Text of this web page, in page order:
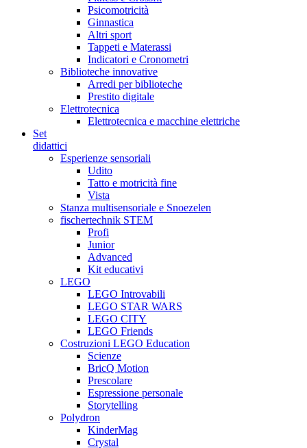
Psicomotricità
Ginnastica
Altri sport
Tappeti e Materassi
Indicatori e Cronometri
Biblioteche innovative
Arredi per biblioteche
Prestito digitale
Elettrotecnica
Elettrotecnica e macchine elettriche
Set
didattici
Esperienze sensoriali
Udito
Tatto e motricità fine
Vista
Stanza multisensoriale e Snoezelen
fischertechnik STEM
Profi
Junior
Advanced
Kit educativi
LEGO
LEGO Introvabili
LEGO STAR WARS
LEGO CITY
LEGO Friends
Costruzioni LEGO Education
Scienze
BricQ Motion
Prescolare
Espressione personale
Storytelling
Polydron
KinderMag
Crystal